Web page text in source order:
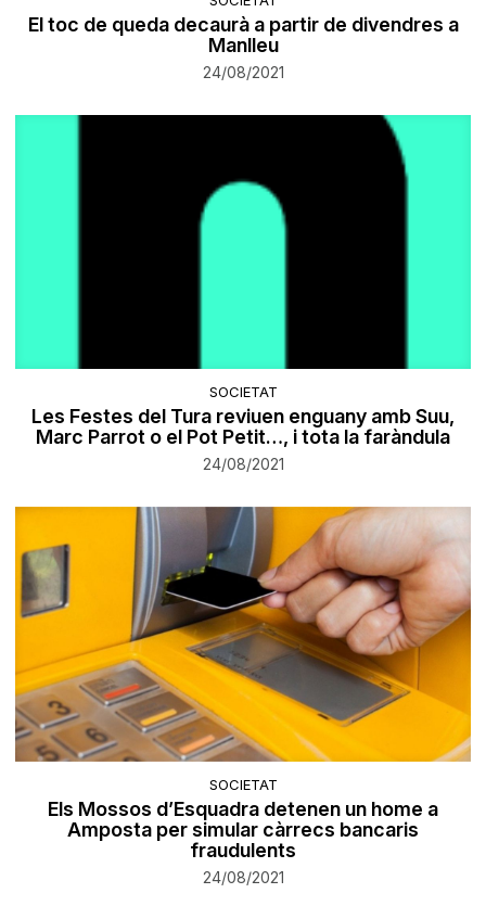
El toc de queda decaurà a partir de divendres a
Manlleu
24/08/2021
SOCIETAT
Les Festes del Tura reviuen enguany amb Suu,
Marc Parrot o el Pot Petit…, i tota la faràndula
24/08/2021
SOCIETAT
Els Mossos d’Esquadra detenen un home a
Amposta per simular càrrecs bancaris
fraudulents
24/08/2021